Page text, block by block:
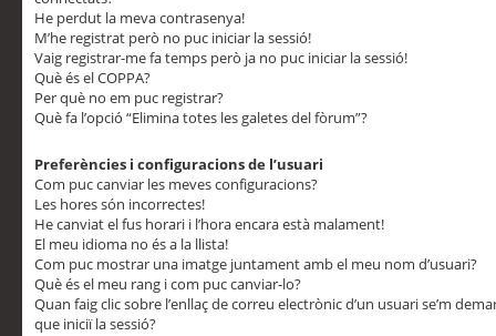
He perdut la meva contrasenya!
M’he registrat però no puc iniciar la sessió!
Vaig registrar-me fa temps però ja no puc iniciar la sessió!
Què és el COPPA?
Per què no em puc registrar?
Què fa l’opció “Elimina totes les galetes del fòrum”?
Preferències i configuracions de l’usuari
Com puc canviar les meves configuracions?
Les hores són incorrectes!
He canviat el fus horari i l’hora encara està malament!
El meu idioma no és a la llista!
Com puc mostrar una imatge juntament amb el meu nom d’usuari?
Què és el meu rang i com puc canviar-lo?
Quan faig clic sobre l’enllaç de correu electrònic d’un usuari se’m
que iniciï la sessió?